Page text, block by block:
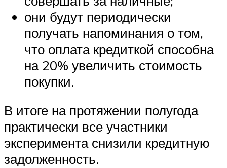
они будут периодически
получать напоминания о том,
что оплата кредиткой способна
на 20% увеличить стоимость
покупки.
В итоге на протяжении полугода
практически все участники
эксперимента снизили кредитную
задолженность.